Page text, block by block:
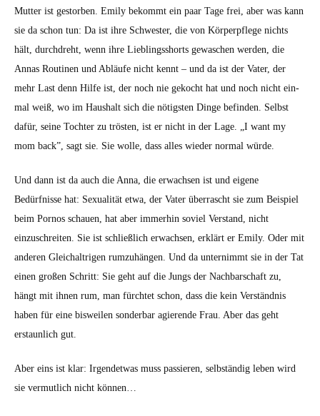
Mut­ter ist gestor­ben. Emi­ly bekommt ein paar Tage frei, aber was kann
sie da schon tun: Da ist ihre Schwest­er, die von Kör­perpflege nichts
hält, durch­dreht, wenn ihre Lieblingsshorts gewaschen wer­den, die
Annas Rou­ti­nen und Abläufe nicht ken­nt – und da ist der Vater, der
mehr Last denn Hil­fe ist, der noch nie gekocht hat und noch nicht ein­
mal weiß, wo im Haushalt sich die nötig­sten Dinge befind­en. Selb­st
dafür, seine Tochter zu trösten, ist er nicht in der Lage. „I want my
mom back”, sagt sie. Sie wolle, dass alles wieder nor­mal würde.
Und dann ist da auch die Anna, die erwach­sen ist und eigene
Bedürfnisse hat: Sex­u­al­ität etwa, der Vater über­rascht sie zum Beispiel
beim Pornos schauen, hat aber immer­hin soviel Ver­stand, nicht
einzuschre­it­en. Sie ist schließlich erwach­sen, erk­lärt er Emi­ly. Oder mit
anderen Gle­ichal­tri­gen rumzuhän­gen. Und da untern­immt sie in der Tat
einen großen Schritt: Sie geht auf die Jungs der Nach­barschaft zu,
hängt mit ihnen rum, man fürchtet schon, dass die kein Ver­ständ­nis
haben für eine bisweilen son­der­bar agierende Frau. Aber das geht
erstaunlich gut.
Aber eins ist klar: Irgen­det­was muss passieren, selb­ständig leben wird
sie ver­mut­lich nicht kön­nen…